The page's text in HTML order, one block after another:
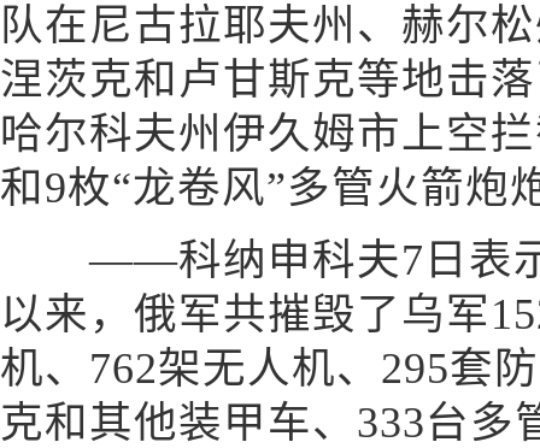
队在尼古拉耶夫州、赫尔
涅茨克和卢甘斯克等地击
哈尔科夫州伊久姆市上空
和9枚“龙卷风”多管火箭炮
——科纳申科夫7日表示
以来，俄军共摧毁了乌军
机、762架无人机、295套
克和其他装甲车、333台多